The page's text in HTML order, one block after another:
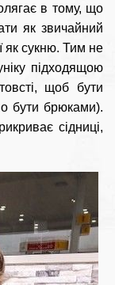
в тому, що
як звичайний
як сукню. Тим не
підходящою
щоб бути
бути брюками).
сідниці,